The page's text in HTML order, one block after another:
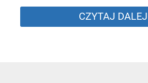
CZYTAJ DALEJ